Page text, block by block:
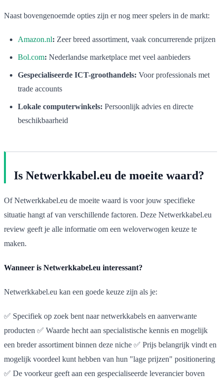
Naast bovengenoemde opties zijn er nog meer spelers in de markt:
Amazon.nl: Zeer breed assortiment, vaak concurrerende prijzen
Bol.com: Nederlandse marketplace met veel aanbieders
Gespecialiseerde ICT-groothandels: Voor professionals met
trade accounts
Lokale computerwinkels: Persoonlijk advies en directe
beschikbaarheid
Is Netwerkkabel.eu de moeite waard?
Of Netwerkkabel.eu de moeite waard is voor jouw specifieke
situatie hangt af van verschillende factoren. Deze Netwerkkabel.eu
review geeft je alle informatie om een weloverwogen keuze te
maken.
Wanneer is Netwerkkabel.eu interessant?
Netwerkkabel.eu kan een goede keuze zijn als je:
✅ Specifiek op zoek bent naar netwerkkabels en aanverwante
producten ✅ Waarde hecht aan specialistische kennis en mogelijk
een breder assortiment binnen deze niche ✅ Prijs belangrijk vindt en
mogelijk voordeel kunt hebben van hun "lage prijzen" positionering
✅ De voorkeur geeft aan een gespecialiseerde leverancier boven